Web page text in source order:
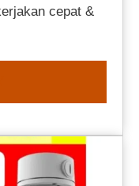
cepat &